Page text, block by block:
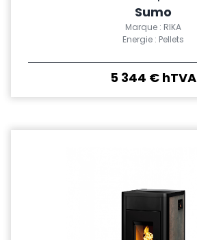
Sumo
Marque : RIKA
Energie : Pellets
5 344 € hTVA